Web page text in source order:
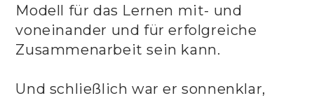
Modell für das Lernen mit- und
voneinander und für erfolgreiche
Zusammenarbeit sein kann.
Und schließlich war er sonnenklar,